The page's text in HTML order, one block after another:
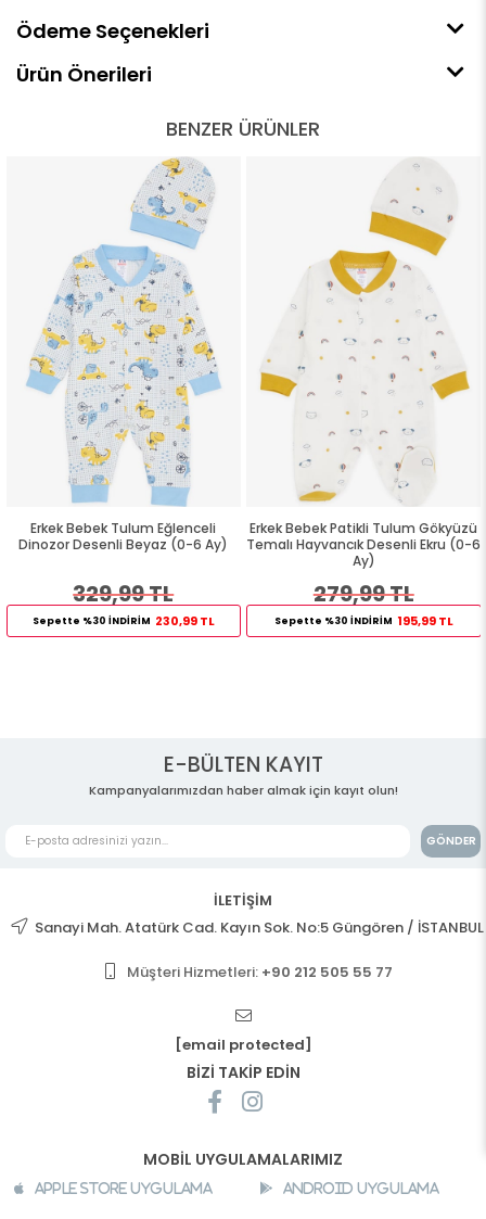
Ödeme Seçenekleri
Ürün Önerileri
BENZER ÜRÜNLER
Erkek Bebek Tulum Eğlenceli
Dinozor Desenli Beyaz (0-6 Ay)
329,99 TL
Sepette %30 İNDİRİM 230,99 TL
Erkek Bebek Patikli Tulum Gökyüzü
Temalı Hayvancık Desenli Ekru (0-6
Ay)
279,99 TL
Sepette %30 İNDİRİM 195,99 TL
E-BÜLTEN KAYIT
Kampanyalarımızdan haber almak için kayıt olun!
GÖNDER
İLETİŞİM
Sanayi Mah. Atatürk Cad. Kayın Sok. No:5 Güngören / İSTANBUL
Müşteri Hizmetleri: +90 212 505 55 77
[email protected]
BİZİ TAKİP EDİN
MOBİL UYGULAMALARIMIZ
Apple Store Uygulama Android Uygulama